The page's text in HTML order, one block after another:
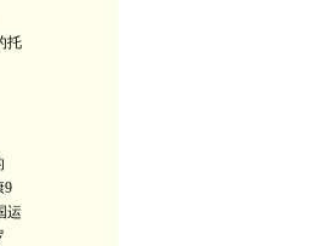
托
9
运